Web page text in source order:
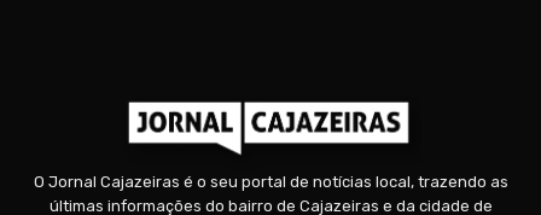
O Jornal Cajazeiras é o seu portal de notícias local, trazendo as
últimas informações do bairro de Cajazeiras e da cidade de